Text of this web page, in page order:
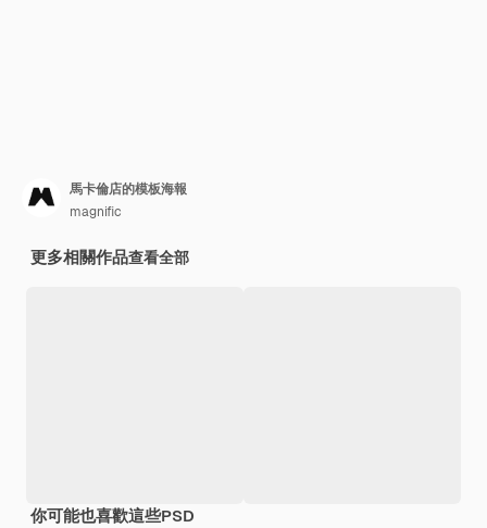
馬卡倫店的模板海報
magnific
更多相關作品查看全部
你可能也喜歡這些PSD